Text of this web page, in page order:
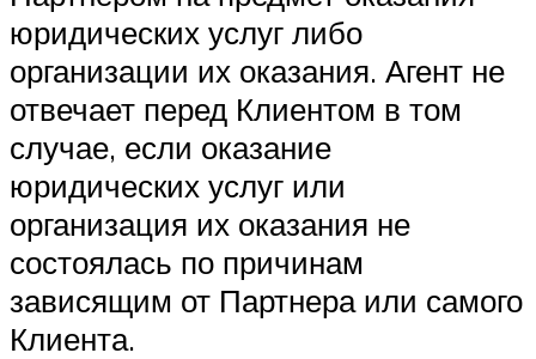
юридических услуг либо
организации их оказания. Агент не
отвечает перед Клиентом в том
случае, если оказание
юридических услуг или
организация их оказания не
состоялась по причинам
зависящим от Партнера или самого
Клиента.